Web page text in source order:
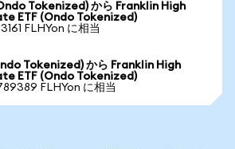
Tokenized) から Franklin High
ETF (Ondo Tokenized)
FLHYon に相当
Tokenized) から Franklin High
ETF (Ondo Tokenized)
FLHYon に相当